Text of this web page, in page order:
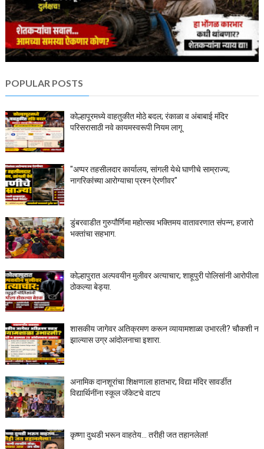
POPULAR POSTS
कोल्हापूरमध्ये वाहतुकीत मोठे बदल; रंकाळा व अंबाबाई मंदिर
परिसरासाठी नवे कायमस्वरूपी नियम लागू
"अप्पर तहसीलदार कार्यालय, सांगली येथे घाणीचे साम्राज्य;
नागरिकांच्या आरोग्याचा प्रश्न ऐरणीवर"
डुंबरवाडीत गुरुपौर्णिमा महोत्सव भक्तिमय वातावरणात संपन्न; हजारो
भक्तांचा सहभाग.
कोल्हापुरात अल्पवयीन मुलीवर अत्याचार; शाहूपुरी पोलिसांनी आरोपीला
ठोकल्या बेड्या.
शासकीय जागेवर अतिक्रमण करून व्यायामशाळा उभारली? चौकशी न
झाल्यास उग्र आंदोलनाचा इशारा.
अनामिक दानशूरांचा शिक्षणाला हातभार; विद्या मंदिर सावर्डीत
विद्यार्थिनींना स्कूल जॅकेटचे वाटप
कृष्णा दुथडी भरून वाहतेय... तरीही जत तहानलेला!